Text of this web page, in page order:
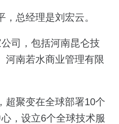
总经理是刘宏云。
司，包括河南昆仑技
河南若水商业管理有限
超聚变在全球部署10个
，设立6个全球技术服